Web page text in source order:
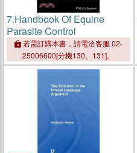
7.Handbook Of Equine
Parasite Control
若需訂購本書，請電洽客服 02-
25006600[分機130、131]。